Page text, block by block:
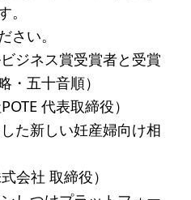
は
さい。
ジネス賞受賞者と受賞
五十音順）
代表取締役）
た新しい妊産婦向け相
会社 取締役）